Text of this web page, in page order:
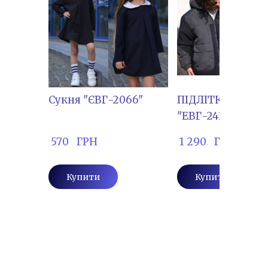
Сукня "ЄВГ-2066"
570   ГРН
Купити
ПІДЛІТКОВА
"ЕВГ-243"
1 290   ГРН
Купити